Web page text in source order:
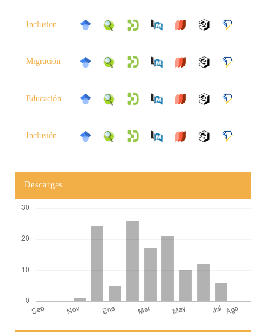
Inclusion
Migración
Educación
Inclusión
Descargas